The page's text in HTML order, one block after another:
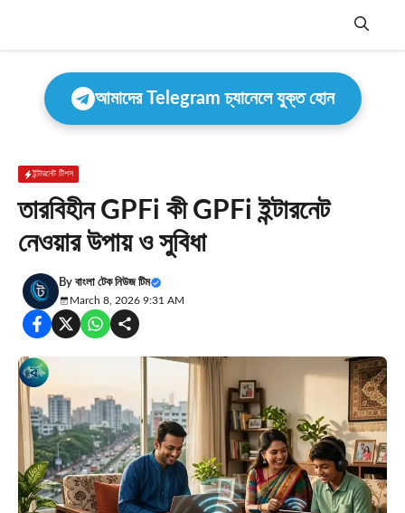
Menu
আমাদের Telegram চ্যানেলে যুক্ত হোন
ইন্টারনেট টিপস
তারবিহীন GPFi কী GPFi ইন্টারনেট
নেওয়ার উপায় ও সুবিধা
By বাংলা টেক নিউজ টিম
March 8, 2026 9:31 AM